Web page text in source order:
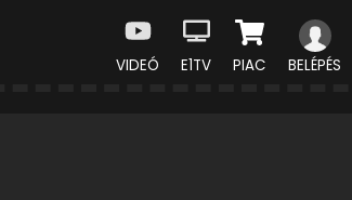
VIDEÓ E1TV PIAC BELÉPÉS